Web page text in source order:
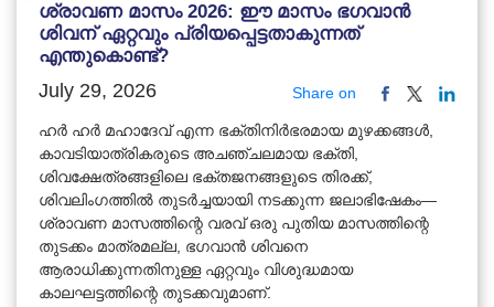
ശ്രാവണ മാസം 2026: ഈ മാസം ഭഗവാൻ
ശിവന് ഏറ്റവും പ്രിയപ്പെട്ടതാകുന്നത്
എന്തുകൊണ്ട്?
July 29, 2026 Share on
ഹർ ഹർ മഹാദേവ് എന്ന ഭക്തിനിർഭരമായ മുഴക്കങ്ങൾ,
കാവടിയാത്രികരുടെ അചഞ്ചലമായ ഭക്തി,
ശിവക്ഷേത്രങ്ങളിലെ ഭക്തജനങ്ങളുടെ തിരക്ക്,
ശിവലിംഗത്തിൽ തുടർച്ചയായി നടക്കുന്ന ജലാഭിഷേകം—
ശ്രാവണ മാസത്തിന്റെ വരവ് ഒരു പുതിയ മാസത്തിന്റെ
തുടക്കം മാത്രമല്ല, ഭഗവാൻ ശിവനെ
ആരാധിക്കുന്നതിനുള്ള ഏറ്റവും വിശുദ്ധമായ
കാലഘട്ടത്തിന്റെ തുടക്കവുമാണ്.